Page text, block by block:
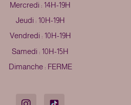
Mercredi : 14H-19H
Jeudi : 10H-19H
Vendredi : 10H-19H
Samedi : 10H-15H
Dimanche : FERME